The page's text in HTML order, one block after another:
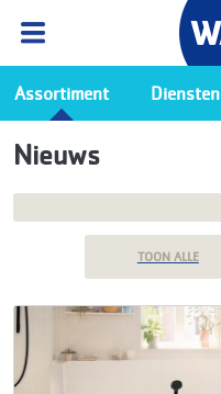
Ga naar de Wasco app
Assortiment Diensten
Nieuws
TOON ALLE